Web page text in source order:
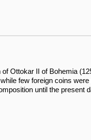
Ottokar II of Bohemia
few foreign coins
until the present